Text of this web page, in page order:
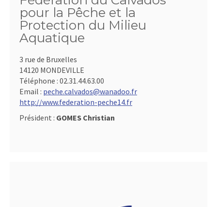
pour la Pêche et la
Protection du Milieu
Aquatique
3 rue de Bruxelles
14120 MONDEVILLE
Téléphone : 02.31.44.63.00
Email : peche.calvados@wanadoo.fr
http://www.federation-peche14.fr
Président : GOMES Christian